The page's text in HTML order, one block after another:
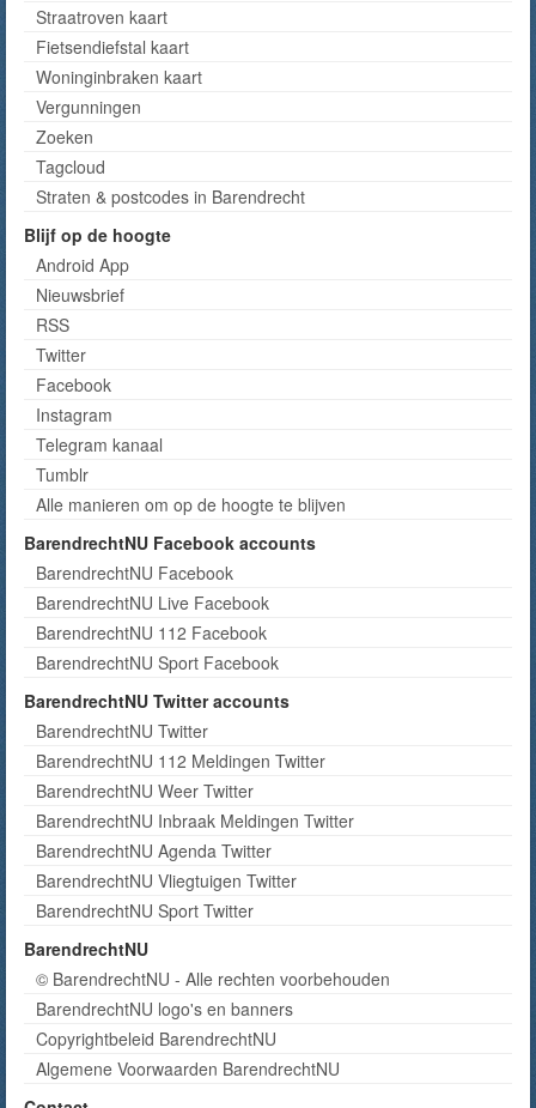
Straatroven kaart
Fietsendiefstal kaart
Woninginbraken kaart
Vergunningen
Zoeken
Tagcloud
Straten & postcodes in Barendrecht
Blijf op de hoogte
Android App
Nieuwsbrief
RSS
Twitter
Facebook
Instagram
Telegram kanaal
Tumblr
Alle manieren om op de hoogte te blijven
BarendrechtNU Facebook accounts
BarendrechtNU Facebook
BarendrechtNU Live Facebook
BarendrechtNU 112 Facebook
BarendrechtNU Sport Facebook
BarendrechtNU Twitter accounts
BarendrechtNU Twitter
BarendrechtNU 112 Meldingen Twitter
BarendrechtNU Weer Twitter
BarendrechtNU Inbraak Meldingen Twitter
BarendrechtNU Agenda Twitter
BarendrechtNU Vliegtuigen Twitter
BarendrechtNU Sport Twitter
BarendrechtNU
© BarendrechtNU - Alle rechten voorbehouden
BarendrechtNU logo's en banners
Copyrightbeleid BarendrechtNU
Algemene Voorwaarden BarendrechtNU